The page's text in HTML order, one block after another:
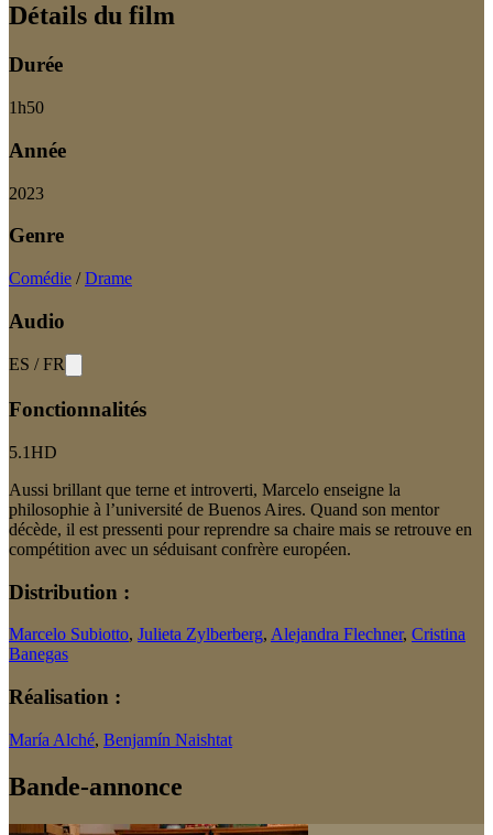
Détails du film
Durée
1h50
Année
2023
Genre
Comédie /Drame
Audio
ES /FR
Fonctionnalités
5.1HD
Aussi brillant que terne et introverti, Marcelo enseigne la
philosophie à l’université de Buenos Aires. Quand son mentor
décède, il est pressenti pour reprendre sa chaire mais se retrouve en
compétition avec un séduisant confrère européen.
Distribution :
Marcelo Subiotto, Julieta Zylberberg, Alejandra Flechner, Cristina
Banegas
Réalisation :
María Alché, Benjamín Naishtat
Bande-annonce